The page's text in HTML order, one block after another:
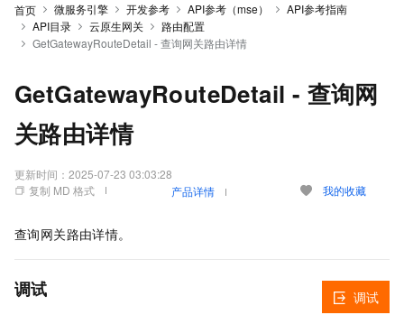
首页 微服务引擎 开发参考 API参考（mse）
API参考指南
API目录
云原生网关
路由配置
GetGatewayRouteDetail - 查询网关路由详情
GetGatewayRouteDetail - 查询网
关路由详情
更新时间： 2025-07-23 03:03:28
复制 MD 格式
产品详情 我的收藏
查询网关路由详情。
调试 调试